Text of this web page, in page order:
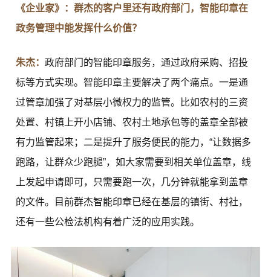
《企业家》：群杰的客户里还有政府部门，智能印章在
政务管理中能发挥什么价值？
朱杰： 政府部门的智能印章服务，通过政府采购、招投
标等方式实现。智能印章主要解决了两个痛点。一是通
过管章加强了对基层小微权力的监管。比如农村的三资
处置、村镇上开小店铺、农村土地承包等的盖章全部被
有力监管起来；二是提升了服务便民的能力，“让数据多
跑路，让群众少跑腿”，如大家需要到相关单位盖章，线
上发起申请即可，只需要跑一次，几分钟就能拿到盖章
的文件。目前群杰智能印章已经在基层的镇街、村社，
还有一些公检法机构有着广泛的应用实践。